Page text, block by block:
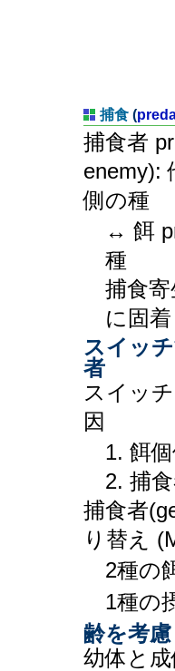
捕食 (
捕食者
enemy):
側の種
↔ 餌
種
捕食
に固
スイッ
者
スイッ
因
1. 餌
2. 捕
捕食者
り替え
2種の
1種の
齢を考
幼体と